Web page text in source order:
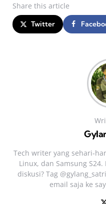
Share this article
Twitter
Tech writer yang
Linux, dan Samsung
diskusi? Tag
email saja ke